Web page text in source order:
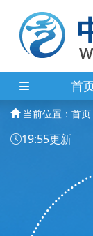
首
当前位置： 首页
19:55更新